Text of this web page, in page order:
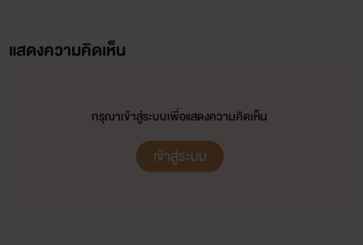
แสดงความคิดเห็น
กรุณาเข้าสู่ระบบเพื่อแสดงความคิดเห็น
เข้าสู่ระบบ